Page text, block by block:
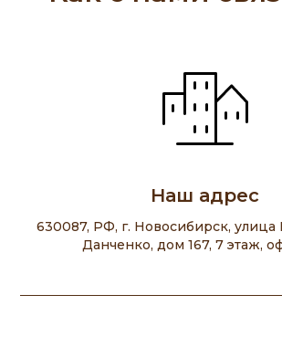
Наш адрес
630087, РФ, г. Новосибирск,
Данченко, дом 167, 7 этаж,